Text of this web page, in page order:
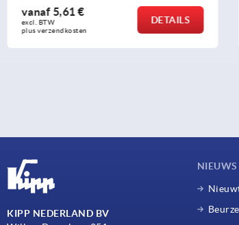
vanaf2,38 €
excl. BTW
plus verzendkosten
DETAILS
KIPP NEDERLAND BV
NIEUWS